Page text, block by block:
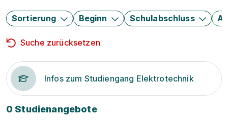
Sortierung Beginn Schulabschluss
Suche zurücksetzen
Infos zum Studiengang Elektrotechnik
0 Studienangebote